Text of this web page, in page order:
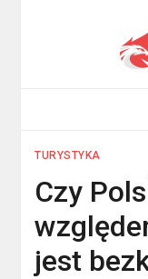
TURYSTYKA
Czy
jest